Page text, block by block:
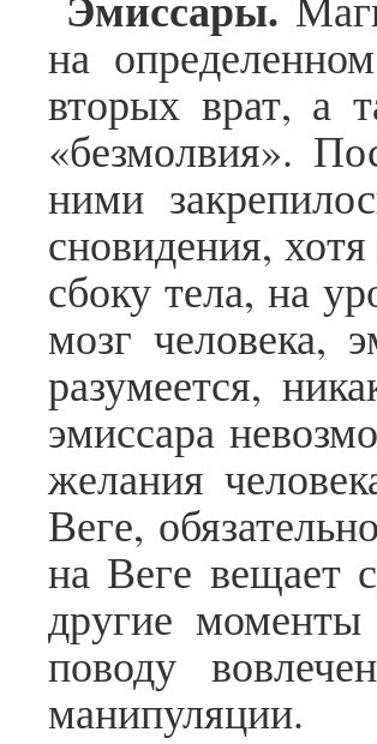
на
вторых врат, а
«безмолвия».
ними
сновидения,
сбоку тела, на
мозг человека,
разумеется,
эмиссара
желания
Веге,
на Веге вещает
другие
поводу
манипуляции.